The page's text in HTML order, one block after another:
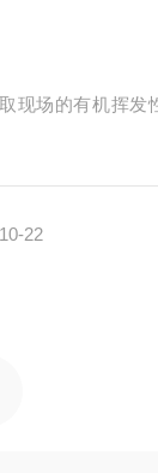
现场的有机挥发
22